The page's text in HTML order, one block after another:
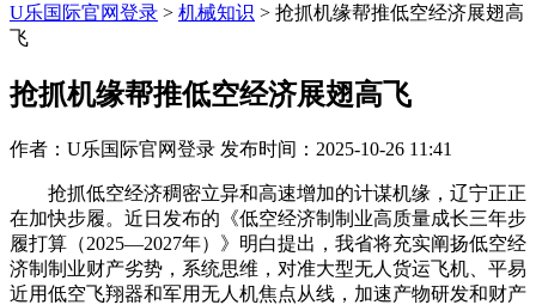
U乐国际官网登录 > 机械知识 > 抢抓机缘帮推低空经济展翅高
飞
抢抓机缘帮推低空经济展翅高飞
作者：U乐国际官网登录 发布时间：2025-10-26 11:41
抢抓低空经济稠密立异和高速增加的计谋机缘，辽宁正正
在加快步履。近日发布的《低空经济制制业高质量成长三年步
履打算（2025—2027年）》明白提出，我省将充实阐扬低空经
济制制业财产劣势，系统思维，对准大型无人货运飞机、平易
近用低空飞翔器和军用无人机焦点从线，加速产物研发和财产